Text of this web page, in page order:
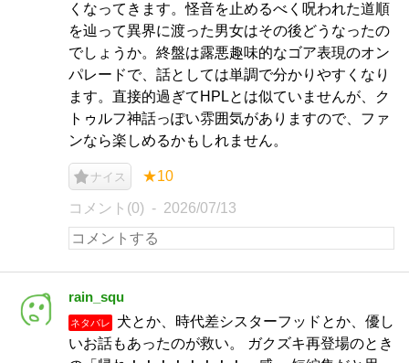
くなってきます。怪音を止めるべく呪われた道順
を辿って異界に渡った男女はその後どうなったの
でしょうか。終盤は露悪趣味的なゴア表現のオン
パレードで、話としては単調で分かりやすくなり
ます。直接的過ぎてHPLとは似ていませんが、ク
トゥルフ神話っぽい雰囲気がありますので、ファ
ンなら楽しめるかもしれません。
ナイス ★10
コメント(0) 2026/07/13
rain_squ
ネタバレ
犬とか、時代差シスターフッドとか、優し
いお話もあったのが救い。 ガクズキ再登場のとき